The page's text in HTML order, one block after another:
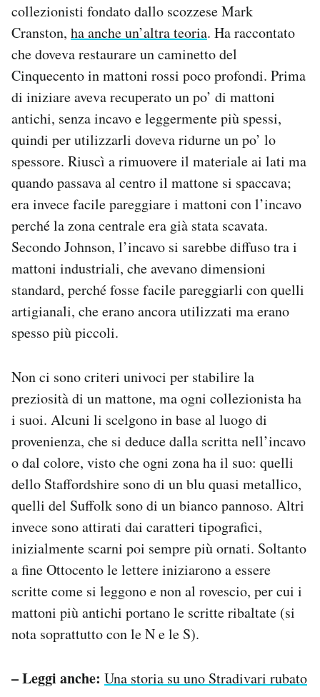
collezionisti fondato dallo scozzese Mark
Cranston, ha anche un’altra teoria. Ha raccontato
che doveva restaurare un caminetto del
Cinquecento in mattoni rossi poco profondi. Prima
di iniziare aveva recuperato un po’ di mattoni
antichi, senza incavo e leggermente più spessi,
quindi per utilizzarli doveva ridurne un po’ lo
spessore. Riuscì a rimuovere il materiale ai lati ma
quando passava al centro il mattone si spaccava;
era invece facile pareggiare i mattoni con l’incavo
perché la zona centrale era già stata scavata.
Secondo Johnson, l’incavo si sarebbe diffuso tra i
mattoni industriali, che avevano dimensioni
standard, perché fosse facile pareggiarli con quelli
artigianali, che erano ancora utilizzati ma erano
spesso più piccoli.
Non ci sono criteri univoci per stabilire la
preziosità di un mattone, ma ogni collezionista ha
i suoi. Alcuni li scelgono in base al luogo di
provenienza, che si deduce dalla scritta nell’incavo
o dal colore, visto che ogni zona ha il suo: quelli
dello Staffordshire sono di un blu quasi metallico,
quelli del Suffolk sono di un bianco pannoso. Altri
invece sono attirati dai caratteri tipografici,
inizialmente scarni poi sempre più ornati. Soltanto
a fine Ottocento le lettere iniziarono a essere
scritte come si leggono e non al rovescio, per cui i
mattoni più antichi portano le scritte ribaltate (si
nota soprattutto con le N e le S).
– Leggi anche: Una storia su uno Stradivari rubato